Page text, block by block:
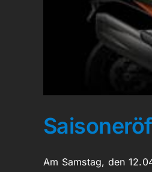
Am Samstag, den